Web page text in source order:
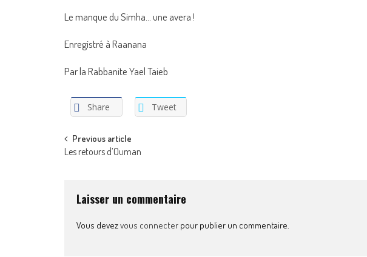
Le manque du Simha… une avera !
Enregistré à Raanana
Par la Rabbanite Yael Taieb
Share Tweet
Post
Previous article
Les retours d’Ouman
Laisser un commentaire
Vous devezvous connecter pour publier un commentaire.